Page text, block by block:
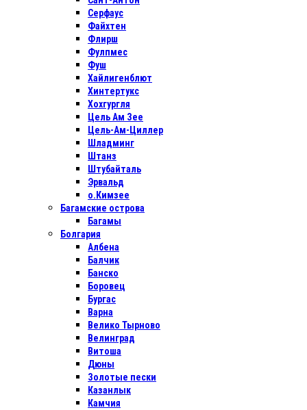
Серфаус
Файхтен
Флирш
Фулпмес
Фуш
Хайлигенблют
Хинтертукс
Хохгургля
Цель Ам Зее
Цель-Ам-Циллер
Шладминг
Штанз
Штубайталь
Эрвальд
о.Кимзее
Багамские острова
Багамы
Болгария
Албена
Балчик
Банско
Боровец
Бургас
Варна
Велико Тырново
Велинград
Витоша
Дюны
Золотые пески
Казанлык
Камчия